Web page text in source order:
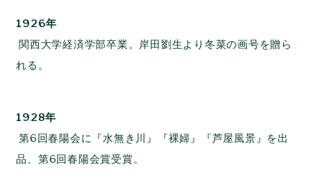
1926年
関西大学経済学部卒業。岸田劉生より冬菜の画号を贈ら
れる。
1928年
第6回春陽会に『水無き川』『裸婦』『芦屋風景』を出
品、第6回春陽会賞受賞。